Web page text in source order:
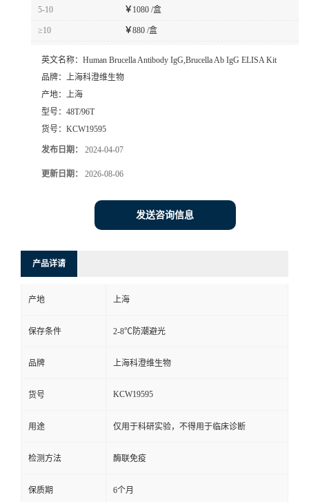
5-10 ￥1080 /盒
≥10 ￥880 /盒
英文名称： Human Brucella Antibody IgG,Brucella Ab IgG ELISA Kit
品牌：
上海科澄维生物
产地：
上海
型号： 48T/96T
货号： KCW19595
发布日期： 2024-04-07
更新日期： 2026-08-06
发送咨询信息
产品详请
产地 上海
保存条件 2-8℃防潮避光
品牌 上海科澄维生物
货号 KCW19595
用途 仅用于科研实验，不得用于临床诊断
检测方法 酶联免疫
保质期 6个月